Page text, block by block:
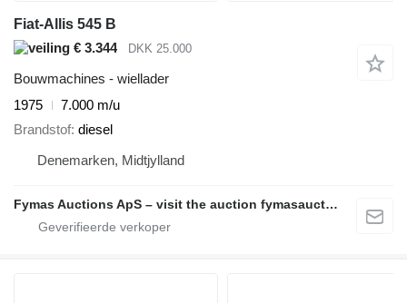
Fiat-Allis 545 B
€ 3.344
DKK 25.000
Bouwmachines - wiellader
1975
7.000 m/u
Brandstof diesel
Denemarken, Midtjylland
Fymas Auctions ApS – visit the auction fymasauctions.dk